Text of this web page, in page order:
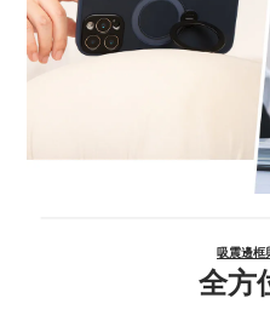
吸震邊框
全方